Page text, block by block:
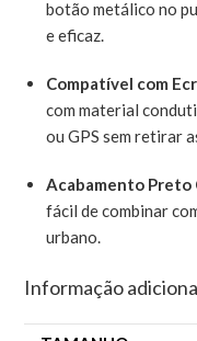
botão metálico no
e eficaz.
Compatível com
com material
ou GPS sem retirar
Acabamento Preto
fácil de combinar
urbano.
Informação